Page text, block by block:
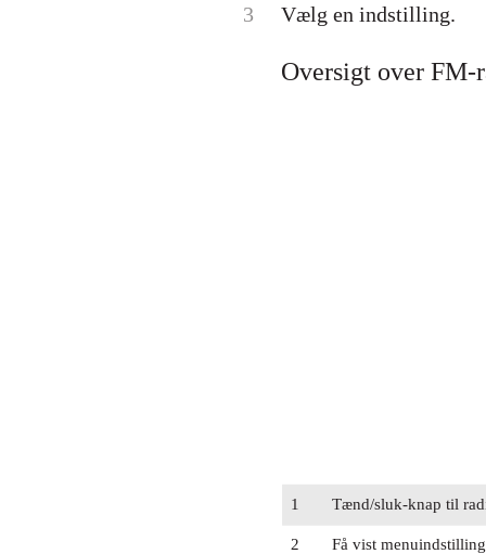
3
Vælg en indstilling.
Oversigt over FM-
1 Tænd/sluk-knap til
2 Få vist